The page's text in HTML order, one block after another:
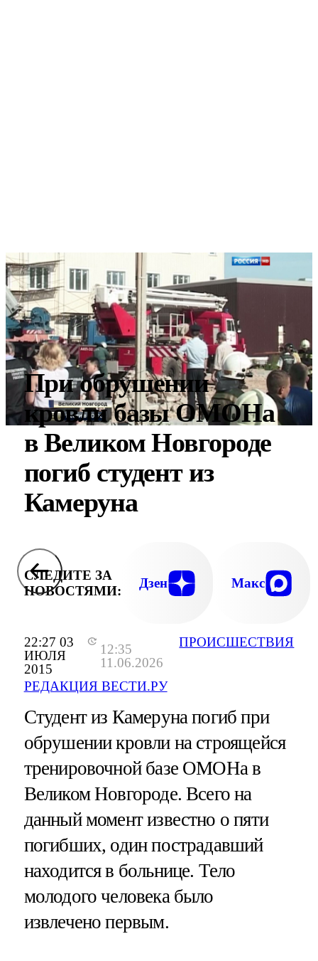
22:27 03
ИЮЛЯ
2015
12:35
11.06.2026
РЕДАКЦИЯ ВЕСТИ.РУ
ПРОИСШЕСТВИЯ
При обрушении
кровли базы ОМОНа
в Великом Новгороде
погиб студент из
Камеруна
СЛЕДИТЕ ЗА
НОВОСТЯМИ:
Дзен Макс
Студент из Камеруна погиб при
обрушении кровли на строящейся
тренировочной базе ОМОНа в
Великом Новгороде. Всего на
данный момент известно о пяти
погибших, один пострадавший
находится в больнице. Тело
молодого человека было
извлечено первым.